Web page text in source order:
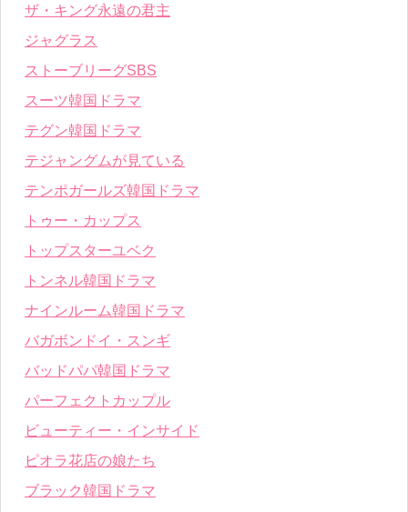
ザ・キング永遠の君主
ジャグラス
ストーブリーグSBS
スーツ韓国ドラマ
テグン韓国ドラマ
テジャングムが見ている
テンポガールズ韓国ドラマ
トゥー・カップス
トップスターユベク
トンネル韓国ドラマ
ナインルーム韓国ドラマ
バガボンドイ・スンギ
バッドパパ韓国ドラマ
パーフェクトカップル
ビューティー・インサイド
ピオラ花店の娘たち
ブラック韓国ドラマ